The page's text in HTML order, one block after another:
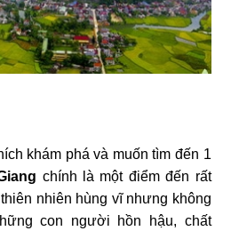
khám phá và muốn tìm đến 1
chính là một điểm đến rất
nhiên hùng vĩ nhưng không
con người hồn hậu, chất